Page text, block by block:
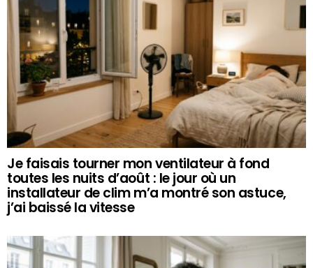
Je faisais tourner mon ventilateur à fond
toutes les nuits d’août : le jour où un
installateur de clim m’a montré son astuce,
j’ai baissé la vitesse